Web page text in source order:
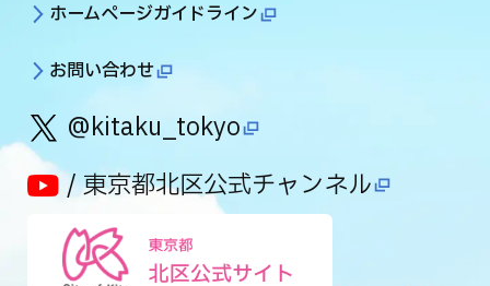
ホームページガイドライン
お問い合わせ
@kitaku_tokyo
/ 東京都北区公式チャンネル